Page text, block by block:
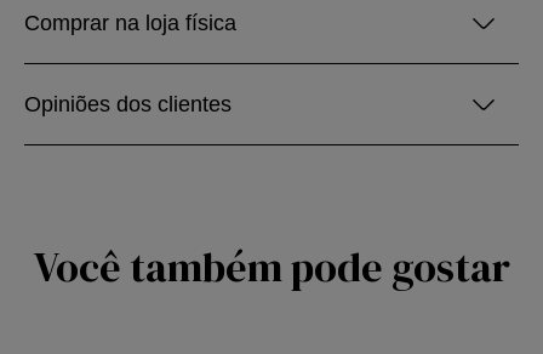
Comprar na loja física
Opiniões dos clientes
Você também pode gostar